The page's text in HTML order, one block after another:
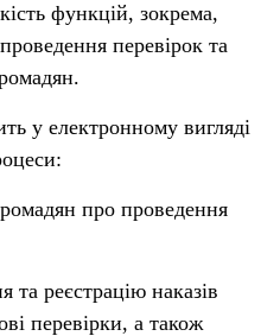
функцій, зокрема,
перевірок та
у електронному вигляді
про проведення
та реєстрацію наказів
перевірки, а також